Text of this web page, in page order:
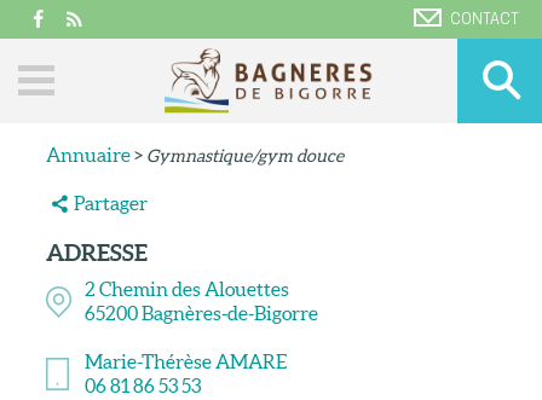
CONTACT
Annuaire> Gymnastique/gym douce
Partager
ADRESSE
2 Chemin des Alouettes
65200Bagnères-de-Bigorre
Marie-Thérèse AMARE
06 81 86 53 53